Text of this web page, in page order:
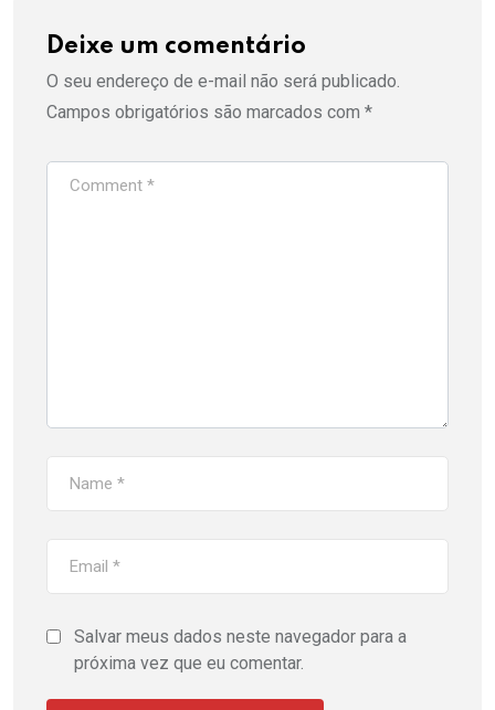
Deixe um comentário
O seu endereço de e-mail não será publicado.
Campos obrigatórios são marcados com *
Salvar meus dados neste navegador para a
próxima vez que eu comentar.